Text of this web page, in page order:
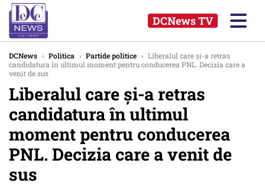
DCNews TV
DCNews › Politica › Partide politice › Liberalul care și-a retras
candidatura în ultimul moment pentru conducerea PNL. Decizia care a
venit de sus
Liberalul care și-a retras
candidatura în ultimul
moment pentru conducerea
PNL. Decizia care a venit de
sus